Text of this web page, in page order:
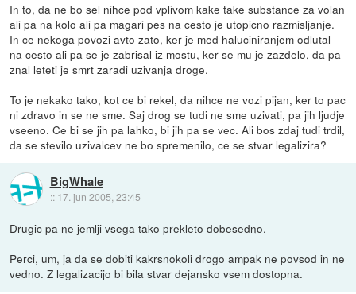
In to, da ne bo sel nihce pod vplivom kake take substance za volan
ali pa na kolo ali pa magari pes na cesto je utopicno razmisljanje.
In ce nekoga povozi avto zato, ker je med haluciniranjem odlutal
na cesto ali pa se je zabrisal iz mostu, ker se mu je zazdelo, da pa
znal leteti je smrt zaradi uzivanja droge.
To je nekako tako, kot ce bi rekel, da nihce ne vozi pijan, ker to pac
ni zdravo in se ne sme. Saj drog se tudi ne sme uzivati, pa jih ljudje
vseeno. Ce bi se jih pa lahko, bi jih pa se vec. Ali bos zdaj tudi trdil,
da se stevilo uzivalcev ne bo spremenilo, ce se stvar legalizira?
BigWhale
:: 17. jun 2005, 23:45
Drugic pa ne jemlji vsega tako prekleto dobesedno.
Perci, um, ja da se dobiti kakrsnokoli drogo ampak ne povsod in ne
vedno. Z legalizacijo bi bila stvar dejansko vsem dostopna.